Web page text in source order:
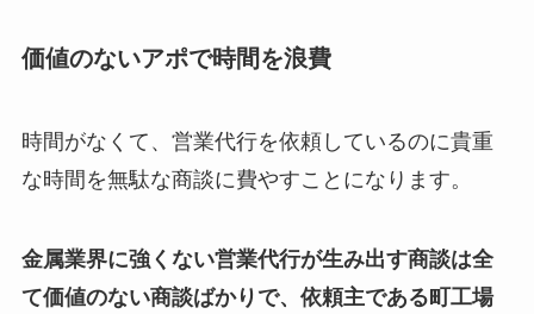
価値のないアポで時間を浪費
時間がなくて、営業代行を依頼しているのに貴重
な時間を無駄な商談に費やすことになります。
金属業界に強くない営業代行が生み出す商談は全
て価値のない商談ばかりで、依頼主である町工場